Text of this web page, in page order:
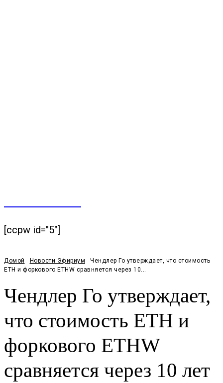
[ccpw id="5"]
Домой Новости Эфириум
Чендлер Го утверждает, что стоимость
ETH и форкового ETHW сравняется через 10...
Чендлер Го утверждает,
что стоимость ETH и
форкового ETHW
сравняется через 10 лет